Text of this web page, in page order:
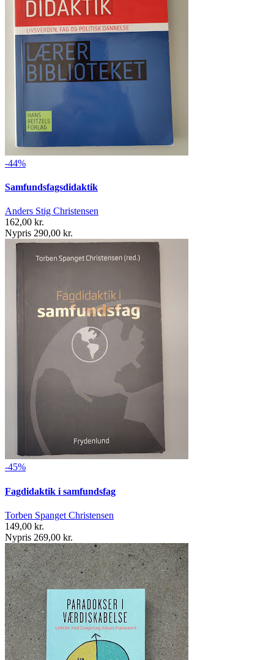
-44%
Samfundsfagsdidaktik
Anders Stig Christensen
162,00 kr.
Nypris 290,00 kr.
-45%
Fagdidaktik i samfundsfag
Torben Spanget Christensen
149,00 kr.
Nypris 269,00 kr.